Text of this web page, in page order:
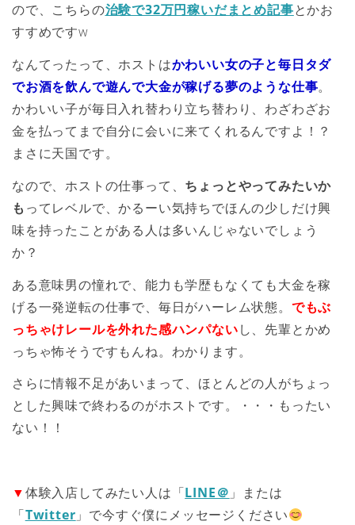
ので、こちらの治験で32万円稼いだまとめ記事とかお
すすめですw
なんてったって、ホストはかわいい女の子と毎日タダ
でお酒を飲んで遊んで大金が稼げる夢のような仕事。
かわいい子が毎日入れ替わり立ち替わり、わざわざお
金を払ってまで自分に会いに来てくれるんですよ！？
まさに天国です。
なので、ホストの仕事って、 ちょっとやってみたいか
も ってレベルで、かるーい気持ちでほんの少しだけ興
味を持ったことがある人は多いんじゃないでしょう
か？
ある意味男の憧れで、能力も学歴もなくても大金を稼
げる一発逆転の仕事で、毎日がハーレム状態。 でもぶ
っちゃけレールを外れた感ハンパないし、先輩とかめ
っちゃ怖そうですもんね。わかります。
さらに情報不足があいまって、ほとんどの人がちょっ
とした興味で終わるのがホストです。・・・もったい
ない！！
▼体験入店してみたい人は「LINE＠ 」または
「Twitter 」で今すぐ僕にメッセージください